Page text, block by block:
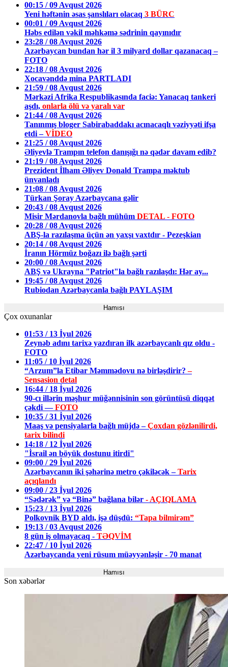
00:15 / 09 Avqust 2026
Yeni həftənin əsas şanslıları olacaq 3 BÜRC
00:01 / 09 Avqust 2026
Həbs edilən vəkil məhkəmə sədrinin qayınıdır
23:28 / 08 Avqust 2026
Azərbaycan bundan hər il 3 milyard dollar qazanacaq –
FOTO
22:18 / 08 Avqust 2026
Xocavənddə mina PARTLADI
21:59 / 08 Avqust 2026
Mərkəzi Afrika Respublikasında faciə: Yanacaq tankeri
aşdı, onlarla ölü və yaralı var
21:44 / 08 Avqust 2026
Tanınmış bloger Sabirabaddakı acınacaqlı vəziyyəti ifşa
etdi –VİDEO
21:25 / 08 Avqust 2026
Əliyevlə Trampın telefon danışığı nə qədər davam edib?
21:19 / 08 Avqust 2026
Prezident İlham Əliyev Donald Trampa məktub
ünvanladı
21:08 / 08 Avqust 2026
Türkan Şoray Azərbaycana gəlir
20:43 / 08 Avqust 2026
Misir Mərdanovla bağlı mühüm DETAL - FOTO
20:28 / 08 Avqust 2026
ABŞ-la razılaşma üçün ən yaxşı vaxtdır - Pezeşkian
20:14 / 08 Avqust 2026
İranın Hörmüz boğazı ilə bağlı şərti
20:00 / 08 Avqust 2026
ABŞ və Ukrayna "Patriot"la bağlı razılaşdı: Hər ay...
19:45 / 08 Avqust 2026
Rubiodan Azərbaycanla bağlı PAYLAŞIM
Hamısı
Çox oxunanlar
01:53 / 13 İyul 2026
Zeynəb adını tarixə yazdıran ilk azərbaycanlı qız oldu -
FOTO
11:05 / 10 İyul 2026
“Arzum”la Etibar Məmmədovu nə birləşdirir?–
Sensasion detal
16:44 / 18 İyul 2026
90-cı illərin məşhur müğənnisinin son görüntüsü diqqət
çəkdi —FOTO
10:35 / 31 İyul 2026
Maaş və pensiyalarla bağlı müjdə –Çoxdan gözlənilirdi,
tarix bilindi
14:18 / 12 İyul 2026
"İsrail ən böyük dostunu itirdi"
09:00 / 29 İyul 2026
Azərbaycanın iki şəhərinə metro çəkiləcək –Tarix
açıqlandı
09:00 / 23 İyul 2026
“Sədərək” və “Binə” bağlana bilər - AÇIQLAMA
15:23 / 13 İyul 2026
Polkovnik BYD aldı, işə düşdü: “Tapa bilmirəm”
19:13 / 03 Avqust 2026
8 gün iş olmayacaq - TƏQVİM
22:47 / 10 İyul 2026
Azərbaycanda yeni rüsum müəyyənləşir - 70 manat
Hamısı
Son xəbərlər